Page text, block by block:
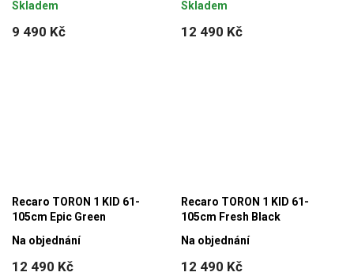
9 490 Kč
Skladem
12 490 Kč
Skladem
Recaro TORON 1 KID 61-
105cm Epic Green
12 490 Kč
Na objednání
Recaro TORON 1 KID 61-
105cm Fresh Black
12 490 Kč
Na objednání